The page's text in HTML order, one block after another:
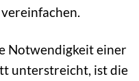
Notwendigkeit einer
unterstreicht, ist die